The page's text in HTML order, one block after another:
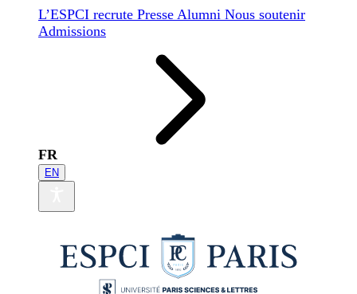
L’ESPCI recrute Presse Alumni Nous soutenir
Admissions
FR
EN